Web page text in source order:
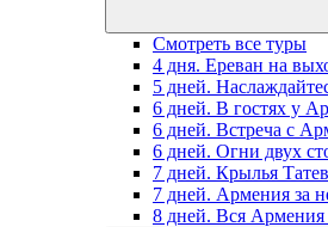
Смотреть все туры
4 дня. Ереван на
5 дней.
6 дней. В гостях у
6 дней. Встреча с
6 дней. Огни двух
7 дней. Крылья
7 дней. Армения за
8 дней. Вся Армения